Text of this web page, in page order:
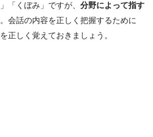
「くぼみ」ですが、 分野によって指す
。会話の内容を正しく把握するために
正しく覚えておきましょう。